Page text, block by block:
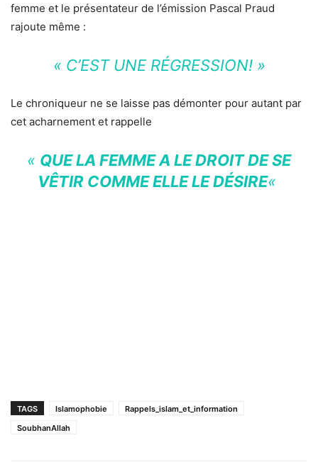
femme et le présentateur de l’émission Pascal Praud
rajoute même :
« C’EST UNE RÉGRESSION! »
Le chroniqueur ne se laisse pas démonter pour autant par
cet acharnement et rappelle
« QUE LA FEMME A LE DROIT DE SE
VÊTIR COMME ELLE LE DÉSIRE«
TAGS Islamophobie
Rappels_islam_et_information
SoubhanAllah